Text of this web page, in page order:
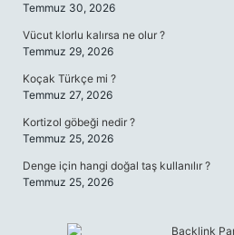
Temmuz 30, 2026
Vücut klorlu kalırsa ne olur ?
Temmuz 29, 2026
Koçak Türkçe mi ?
Temmuz 27, 2026
Kortizol göbeği nedir ?
Temmuz 25, 2026
Denge için hangi doğal taş kullanılır ?
Temmuz 25, 2026